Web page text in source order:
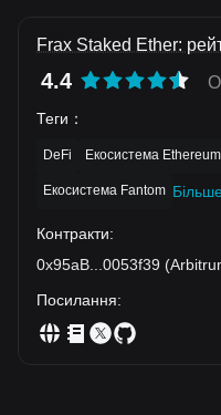
Frax Staked Ether:
4.4
Теги ：
DeFi Екосистема Ethereum
Екосистема Fantom Більше
Контракти:
0x95aB
0053f39 (
Посилання: